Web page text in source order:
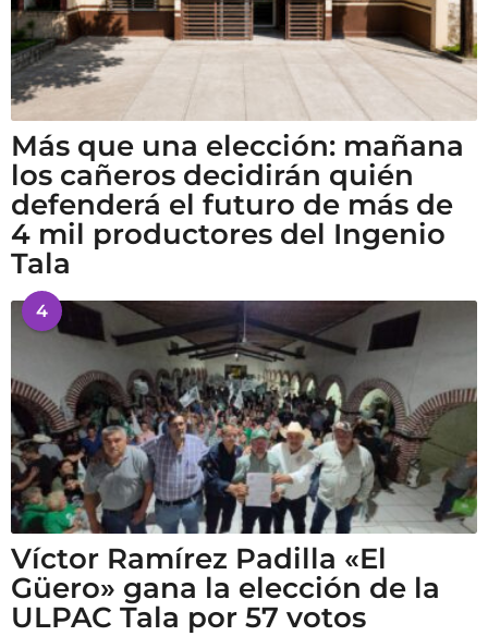
Más que una elección: mañana
los cañeros decidirán quién
defenderá el futuro de más de
4 mil productores del Ingenio
Tala
4
Víctor Ramírez Padilla «El
Güero» gana la elección de la
ULPAC Tala por 57 votos